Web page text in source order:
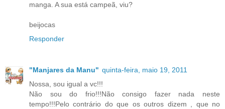
manga. A sua está campeã, viu?
beijocas
Responder
"Manjares da Manu" quinta-feira, maio 19, 2011
Nossa, sou igual a vc!!!
Não sou do frio!!!Não consigo fazer nada neste
tempo!!!Pelo contrário do que os outros dizem , que no